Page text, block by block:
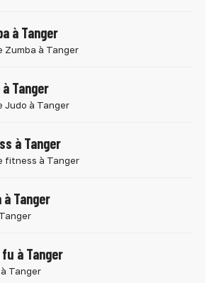
à Tanger
Zumba à Tanger
Tanger
Judo à Tanger
à Tanger
fitness à Tanger
à Tanger
à Tanger
Tanger